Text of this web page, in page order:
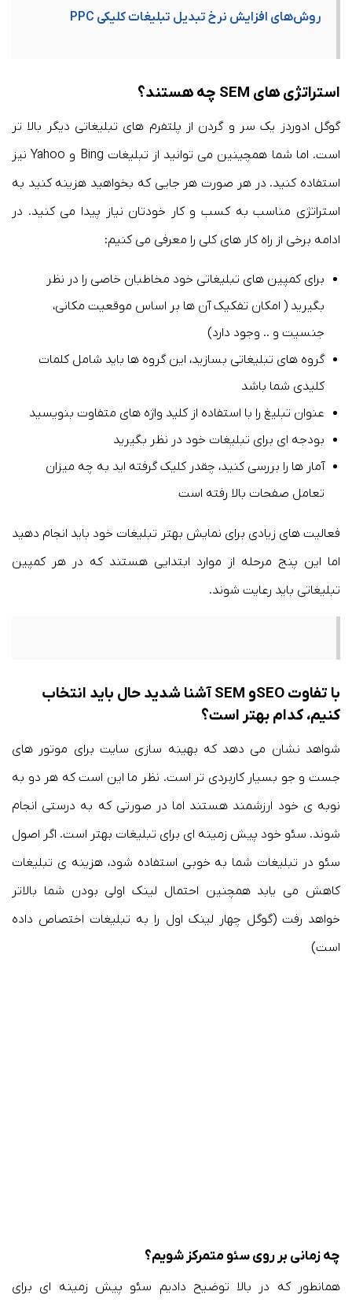
روش‌های افزایش نرخ تبدیل تبلیغات کلیکی PPC
استراتژی های SEM چه هستند؟
گوگل ادوردز یک سر و گردن از پلتفرم های تبلیغاتی دیگر بالا تر
است. اما شما همچینین می توانید از تبلیغات Bing و Yahoo نیز
استفاده کنید. در هر صورت هر جایی که بخواهید هزینه کنید به
استراتژی مناسب به کسب و کار خودتان نیاز پیدا می کنید. در
ادامه برخی از راه کار های کلی را معرفی می کنیم:
برای کمپین های تبلیغاتی خود مخاطبان خاصی را در نظر
بگیرید ( امکان تفکیک آن ها بر اساس موقعیت مکانی،
جنسیت و .. وجود دارد)
گروه های تبلیغاتی بسازید، این گروه ها باید شامل کلمات
کلیدی شما باشد
عنوان تبلیغ را با استفاده از کلید واژه های متفاوت بنویسید
بودجه ای برای تبلیغات خود در نظر بگیرید
آمار ها را بررسی کنید، چقدر کلیک گرفته اید به چه میزان
تعامل صفحات بالا رفته است
فعالیت های زیادی برای نمایش بهتر تبلیغات خود باید انجام دهید
اما این پنج مرحله از موارد ابتدایی هستند که در هر کمپین
تبلیغاتی باید رعایت شوند.
با تفاوت SEOو SEM آشنا شدید حال باید انتخاب
کنیم، کدام بهتر است؟
شواهد نشان می دهد که بهینه سازی سایت برای موتور های
جست و جو بسیار کاربردی تر است. نظر ما این است که هر دو به
نوبه ی خود ارزشمند هستند اما در صورتی که به درستی انجام
شوند. سئو خود پیش زمینه ای برای تبلیغات بهتر است. اگر اصول
سئو در تبلیغات شما به خوبی استفاده شود، هزینه ی تبلیغات
کاهش می یابد همچنین احتمال لینک اولی بودن شما بالاتر
خواهد رفت (گوگل چهار لینک اول را به تبلیغات اختصاص داده
است)
چه زمانی بر روی سئو متمرکز شویم؟
همانطور که در بالا توضیح دادیم سئو پیش زمینه ای برای